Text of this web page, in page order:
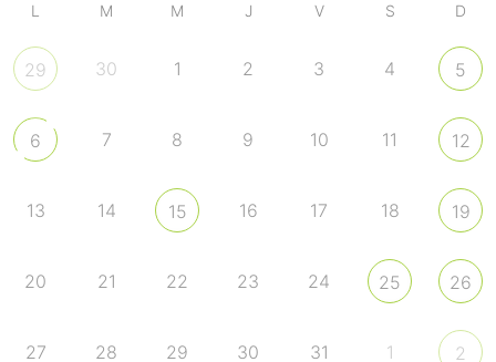
L M M J V S D
29 30 1 2 3 4 5
6 7 8 9 10 11 12
13 14 15 16 17 18 19
20 21 22 23 24 25 26
27 28 29 30 31 1 2